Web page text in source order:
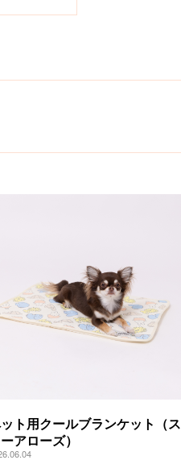
ト用クールブランケット（ス
アローズ）